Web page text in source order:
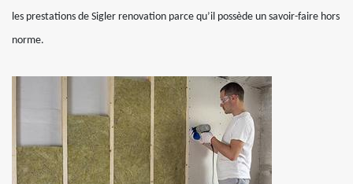
les prestations de Sigler renovation parce qu’il possède un savoir-faire hors
norme.